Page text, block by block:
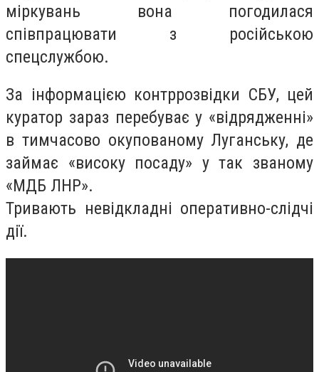
міркувань вона погодилася
співпрацювати з російською
спецслужбою.
За інформацією контррозвідки СБУ, цей
куратор зараз перебуває у «відрядженні»
в тимчасово окупованому Луганську, де
займає «високу посаду» у так званому
«МДБ ЛНР».
Тривають невідкладні оперативно-слідчі
дії.